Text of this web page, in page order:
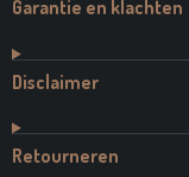
Garantie en klachten
Disclaimer
Retourneren